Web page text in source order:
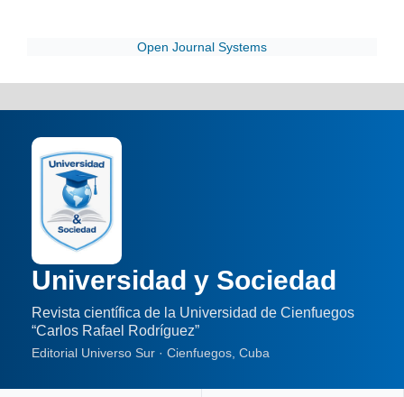
Open Journal Systems
Universidad y Sociedad
Revista científica de la Universidad de Cienfuegos
“Carlos Rafael Rodríguez”
Editorial Universo Sur · Cienfuegos, Cuba